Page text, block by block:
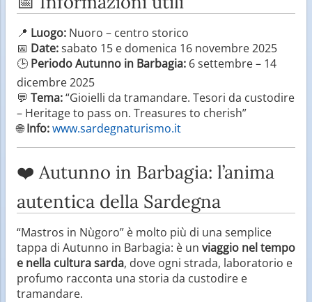
📍 Luogo: Nuoro – centro storico
📅 Date:sabato 15 e domenica 16 novembre 2025
🕒 Periodo Autunno in Barbagia: 6 settembre – 14
dicembre 2025
💬 Tema:“Gioielli da tramandare. Tesori da custodire
– Heritage to pass on. Treasures to cherish”
🌐Info:www.sardegnaturismo.it
❤️ Autunno in Barbagia: l’anima
autentica della Sardegna
“Mastros in Nùgoro” è molto più di una semplice
tappa di Autunno in Barbagia: è un viaggio nel tempo
e nella cultura sarda, dove ogni strada, laboratorio e
profumo racconta una storia da custodire e
tramandare.